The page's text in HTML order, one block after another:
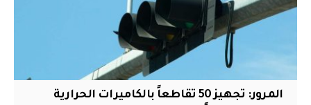
المرور: تجهيز 50 تقاطعاً بالكاميرات الحرارية